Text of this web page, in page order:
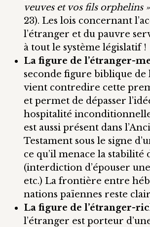
veuves et vos fils orphelins »
23). Les lois concernant
l’étranger et du pauvre
à tout le système législatif !
La figure de l’étranger-
seconde figure biblique de
vient contredire cette
et permet de dépasser
hospitalité
est aussi présent dans
Testament sous le signe
ce qu’il menace la stabilité
(interdiction d’épouser
etc.) La frontière entre
nations païennes reste
La figure de l’étranger-
l’étranger est porteur